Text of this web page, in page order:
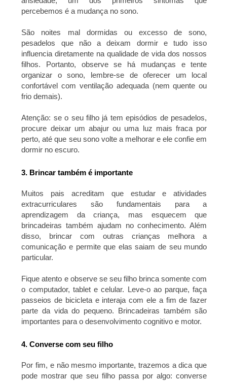
percebemos é a mudança no sono.
São noites mal dormidas ou excesso de sono,
pesadelos que não a deixam dormir e tudo isso
influencia diretamente na qualidade de vida dos nossos
filhos. Portanto, observe se há mudanças e tente
organizar o sono, lembre-se de oferecer um local
confortável com ventilação adequada (nem quente ou
frio demais).
Atenção: se o seu filho já tem episódios de pesadelos,
procure deixar um abajur ou uma luz mais fraca por
perto, até que seu sono volte a melhorar e ele confie em
dormir no escuro.
3. Brincar também é importante
Muitos pais acreditam que estudar e atividades
extracurriculares são fundamentais para a
aprendizagem da criança, mas esquecem que
brincadeiras também ajudam no conhecimento. Além
disso, brincar com outras crianças melhora a
comunicação e permite que elas saiam de seu mundo
particular.
Fique atento e observe se seu filho brinca somente com
o computador, tablet e celular. Leve-o ao parque, faça
passeios de bicicleta e interaja com ele a fim de fazer
parte da vida do pequeno. Brincadeiras também são
importantes para o desenvolvimento cognitivo e motor.
4. Converse com seu filho
Por fim, e não mesmo importante, trazemos a dica que
pode mostrar que seu filho passa por algo: converse